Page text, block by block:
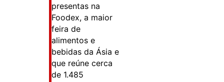
presentas na
Foodex, a maior
feira de
alimentos e
bebidas da Ásia e
que reúne cerca
de 1.485